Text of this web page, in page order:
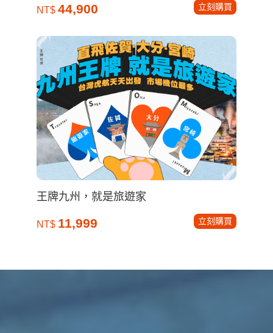
NT$ 44,900 立刻購買
王牌九州，就是旅遊家
NT$ 11,999 立刻購買